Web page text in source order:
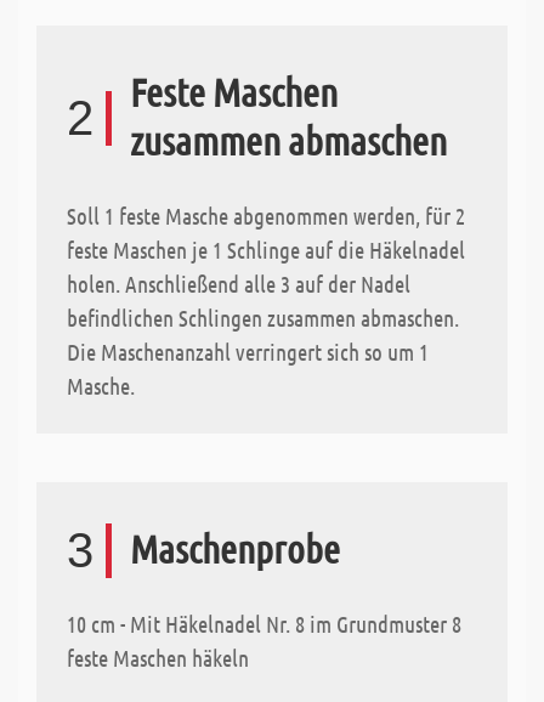
2
Feste Maschen
zusammen abmaschen
Soll 1 feste Masche abgenommen werden, für 2
feste Maschen je 1 Schlinge auf die Häkelnadel
holen. Anschließend alle 3 auf der Nadel
befindlichen Schlingen zusammen abmaschen.
Die Maschenanzahl verringert sich so um 1
Masche.
3 Maschenprobe
10 cm - Mit Häkelnadel Nr. 8 im Grundmuster 8
feste Maschen häkeln